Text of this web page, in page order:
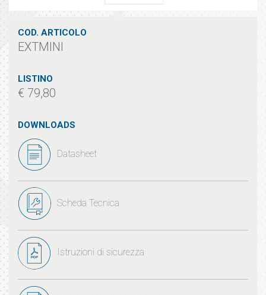
COD. ARTICOLO
EXTMINI
LISTINO
€ 79,80
DOWNLOADS
Datasheet
Scheda Tecnica
Istruzioni di sicurezza